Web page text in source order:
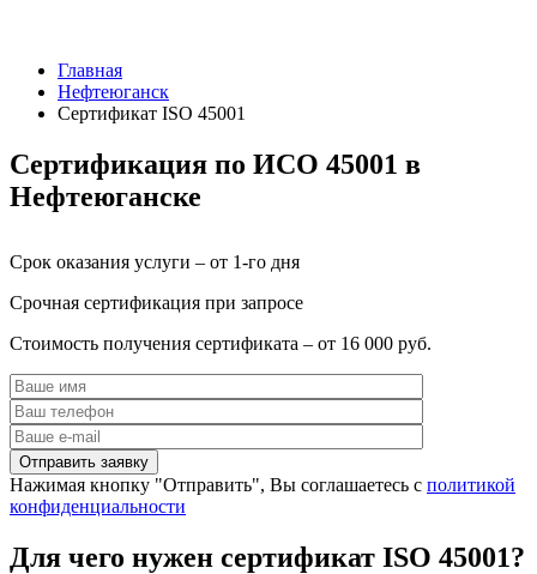
Главная
Нефтеюганск
Сертификат ISO 45001
Сертификация по ИСО 45001 в
Нефтеюганске
Срок оказания услуги – от 1-го дня
Срочная сертификация при запросе
Стоимость получения сертификата – от 16 000 руб.
Нажимая кнопку "Отправить", Вы соглашаетесь с политикой
конфиденциальности
Для чего нужен сертификат ISO 45001?